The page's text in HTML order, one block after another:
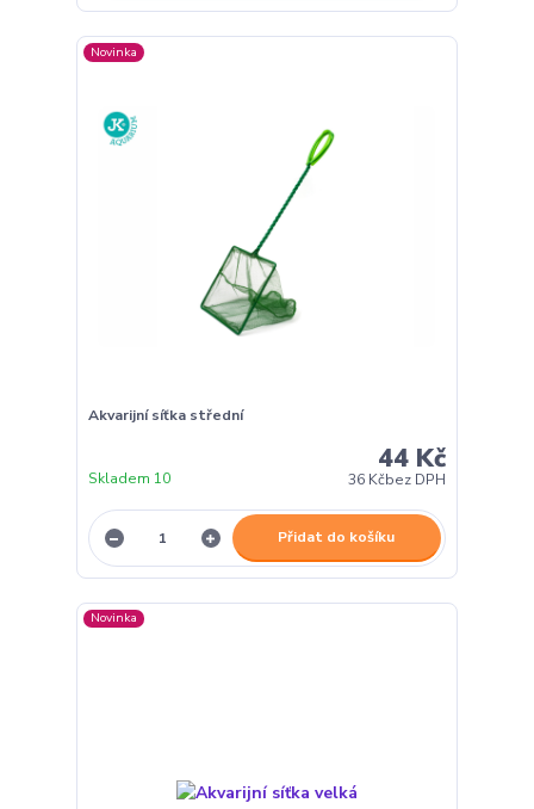
Novinka
Akvarijní síťka střední
44 Kč
36 Kčbez DPH
Skladem 10
Přidat do košíku
Novinka